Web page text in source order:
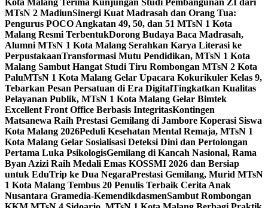
Kota Malang Terima Kunjungan Studi Pembangunan ZI dari
MTsN 2 MadiunSinergi Kuat Madrasah dan Orang Tua:
Pengurus POCO Angkatan 49, 50, dan 51 MTsN 1 Kota
Malang Resmi TerbentukDorong Budaya Baca Madrasah,
Alumni MTsN 1 Kota Malang Serahkan Karya Literasi ke
PerpustakaanTransformasi Mutu Pendidikan, MTsN 1 Kota
Malang Sambut Hangat Studi Tiru Rombongan MTsN 2 Kota
PaluMTsN 1 Kota Malang Gelar Upacara Kokurikuler Kelas 9,
Tebarkan Pesan Persatuan di Era DigitalTingkatkan Kualitas
Pelayanan Publik, MTsN 1 Kota Malang Gelar Bimtek
Excellent Front Office Berbasis IntegritasKontingen
Matsanewa Raih Prestasi Gemilang di Jambore Koperasi Siswa
Kota Malang 2026Peduli Kesehatan Mental Remaja, MTsN 1
Kota Malang Gelar Sosialisasi Deteksi Dini dan Pertolongan
Pertama Luka PsikologisGemilang di Kancah Nasional, Rama
Byan Azizi Raih Medali Emas KOSSMI 2026 dan Bersiap
untuk EduTrip ke Dua NegaraPrestasi Gemilang, Murid MTsN
1 Kota Malang Tembus 20 Penulis Terbaik Cerita Anak
Nusantara Gramedia-KemendikdasmenSambut Rombongan